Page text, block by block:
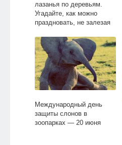
лазанья по деревьям.
Угадайте, как можно
праздновать, не залезая
Международный день
защиты слонов в
зоопарках — 20 июня